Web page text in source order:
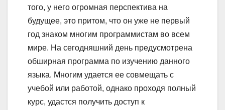
того, у него огромная перспектива на
будущее, это притом, что он уже не первый
год знаком многим программистам во всем
мире. На сегодняшний день предусмотрена
обширная программа по изучению данного
языка. Многим удается ее совмещать с
учебой или работой, однако проходя полный
курс, удастся получить доступ к